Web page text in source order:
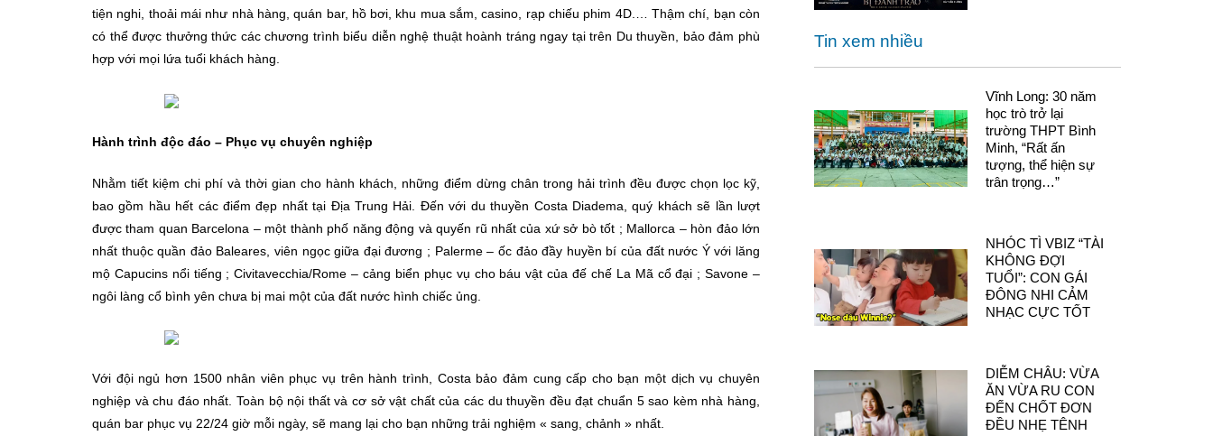
tiện nghi, thoải mái như nhà hàng, quán bar, hồ bơi, khu mua sắm, casino, rạp chiếu phim 4D.… Thậm chí, bạn còn
có thể được thưởng thức các chương trình biểu diễn nghệ thuật hoành tráng ngay tại trên Du thuyền, bảo đảm phù
hợp với mọi lứa tuổi khách hàng.
Hành trình độc đáo – Phục vụ chuyên nghiệp
Nhằm tiết kiệm chi phí và thời gian cho hành khách, những điểm dừng chân trong hải trình đều được chọn lọc kỹ,
bao gồm hầu hết các điểm đẹp nhất tại Địa Trung Hải. Đến với du thuyền Costa Diadema, quý khách sẽ lần lượt
được tham quan Barcelona – một thành phố năng động và quyến rũ nhất của xứ sở bò tốt ; Mallorca – hòn đảo lớn
nhất thuộc quần đảo Baleares, viên ngọc giữa đại đương ; Palerme – ốc đảo đầy huyền bí của đất nước Ý với lăng
mộ Capucins nổi tiếng ; Civitavecchia/Rome – cảng biển phục vụ cho báu vật của đế chế La Mã cổ đại ; Savone –
ngôi làng cổ bình yên chưa bị mai một của đất nước hình chiếc ủng.
Với đội ngủ hơn 1500 nhân viên phục vụ trên hành trình, Costa bảo đảm cung cấp cho bạn một dịch vụ chuyên
nghiệp và chu đáo nhất. Toàn bộ nội thất và cơ sở vật chất của các du thuyền đều đạt chuẩn 5 sao kèm nhà hàng,
quán bar phục vụ 22/24 giờ mỗi ngày, sẽ mang lại cho bạn những trải nghiệm « sang, chảnh » nhất.
Tin xem nhiều
Vĩnh Long: 30 năm
học trò trở lại
trường THPT Bình
Minh, “Rất ấn
tượng, thể hiện sự
trân trọng…”
NHÓC TÌ VBIZ “TÀI
KHÔNG ĐỢI
TUỔI”: CON GÁI
ĐÔNG NHI CẢM
NHẠC CỰC TỐT
DIỄM CHÂU: VỪA
ĂN VỪA RU CON
ĐẾN CHỐT ĐƠN
ĐỀU NHẸ TÊNH